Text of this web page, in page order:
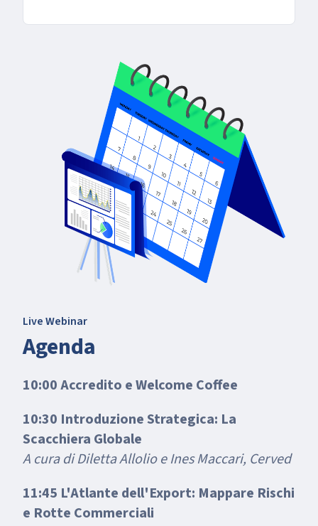
Live Webinar
Agenda
10:00 Accredito e Welcome Coffee
10:30 Introduzione Strategica: La
Scacchiera Globale
A cura di Diletta Allolio e Ines Maccari, Cerved
11:45 L'Atlante dell'Export: Mappare Rischi
e Rotte Commerciali